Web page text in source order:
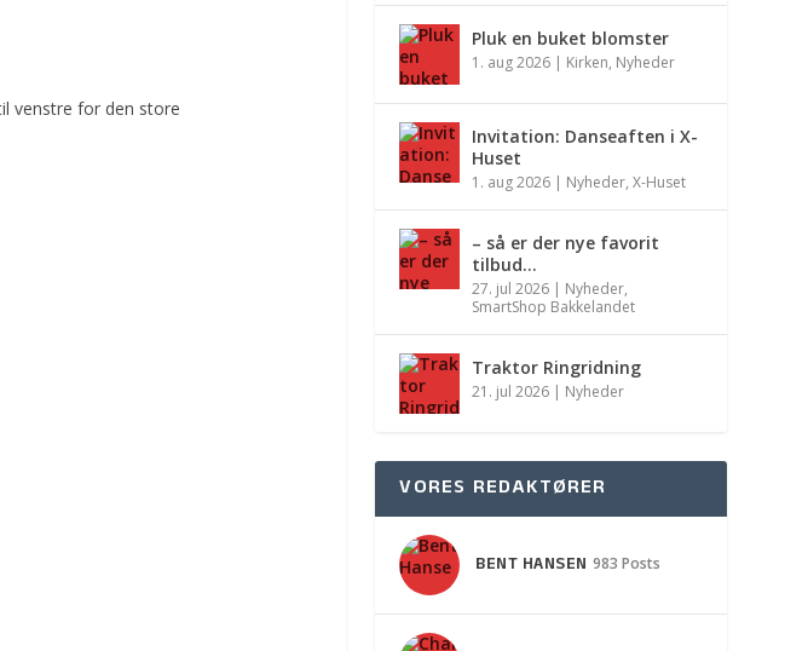
venstre for den store
Pluk en buket blomster
1. aug 2026 | Kirken, Nyheder
Invitation: Danseaften i X-
Huset
1. aug 2026 | Nyheder,X-Huset
– så er der nye favorit
tilbud…
27. jul 2026 | Nyheder,
SmartShop Bakkelandet
Traktor Ringridning
21. jul 2026 | Nyheder
VORES REDAKTØRER
BENT HANSEN 983 Posts